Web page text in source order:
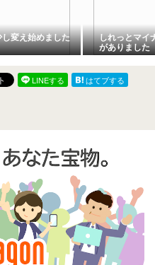
変え始めました しれっとマイ
がありました
LINEする
はてブする